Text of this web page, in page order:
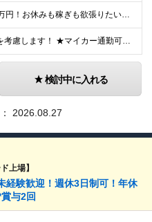
＼想定月収30万円！お休みも稼ぎも欲張りたい方にピッタリ！／ ★業績好調のため賞与2ヶ月分支給実績 ★誕生日手当など手当充実 ★年2回昇給チャンス有 ★残業代全額支給（1分単位で支給） 月給25万
★勤務は希望を考慮します！ ★マイカー通勤可（駐車場完備） ★全国の各店舗で募集中！続々出店予定！ ～国内300店舗、47都道府県への展開を目標に出店中！～ ▼積極採用地域▼ ・中部（富山、石川、
検討中に入れる
2026.08.27
上場】
経験歓迎！週休3日制可！年休
与2回